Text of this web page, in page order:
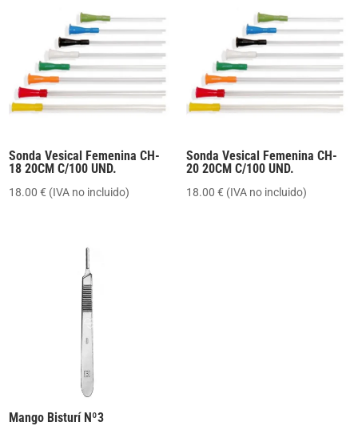
Sonda Vesical Femenina CH-
18 20CM C/100 UND.
18.00€ (IVA no incluido)
Sonda Vesical Femenina CH-
20 20CM C/100 UND.
18.00 € (IVA no incluido)
Mango Bisturí Nº3